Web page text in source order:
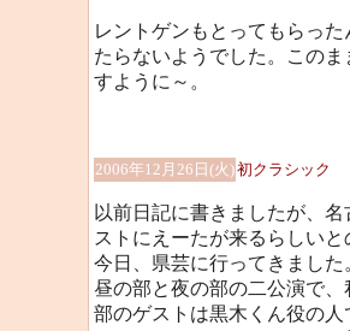
レントゲンもとってもらっ
たらないようでした。この
すように～。
2006年12月26日(火)初クラシック
以前日記に書きましたが、
ストにえーたが来るらしいと
今日、県芸に行ってきました
昼の部と夜の部の二公演で
部のゲストは黒木くん役の